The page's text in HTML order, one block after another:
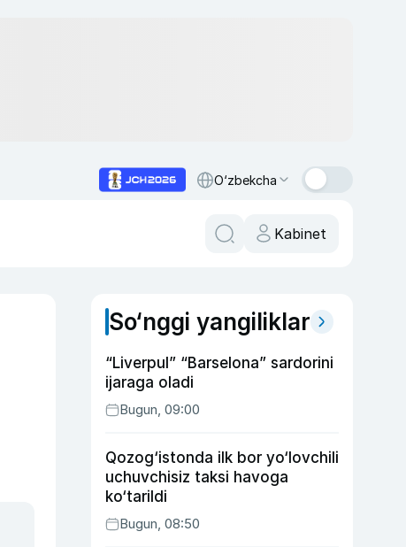
O‘zbekcha
Kabinet
So‘nggi yangiliklar
“Liverpul” “Barselona” sardorini
ijaraga oladi
Bugun, 09:00
Qozog‘istonda ilk bor yo‘lovchili
uchuvchisiz taksi havoga
ko‘tarildi
Bugun, 08:50